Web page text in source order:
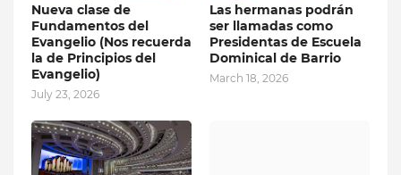
Nueva clase de
Fundamentos del
Evangelio (Nos recuerda
la de Principios del
Evangelio)
July 23, 2026
Las hermanas podrán
ser llamadas como
Presidentas de Escuela
Dominical de Barrio
March 18, 2026